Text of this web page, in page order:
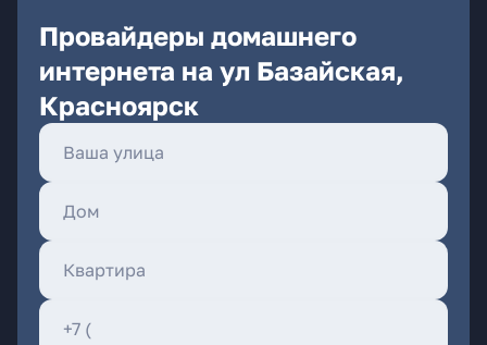
Провайдеры домашнего
интернета на ул Базайская,
Красноярск